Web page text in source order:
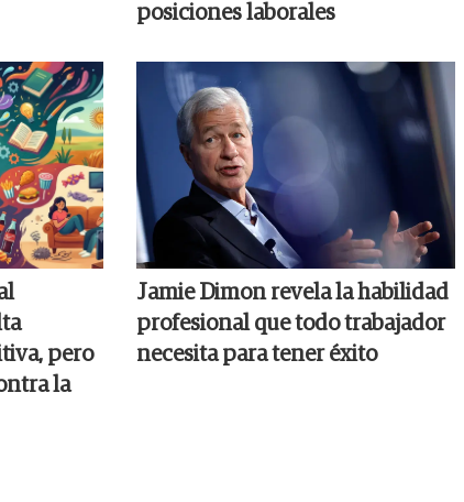
posiciones laborales
pero
la
Jamie Dimon revela la habilidad
profesional que todo trabajador
necesita para tener éxito